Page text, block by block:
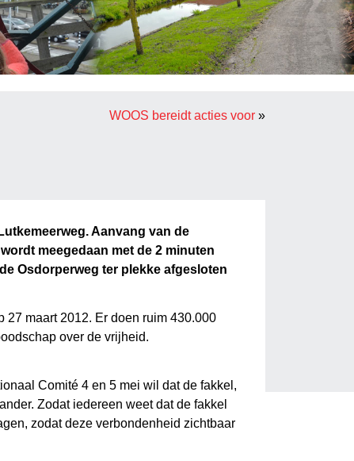
WOOS bereidt acties voor »
Aanvang van de
meegedaan met de 2 minuten
Osdorperweg ter plekke afgesloten
27 maart 2012. Er doen ruim 430.000
over de vrijheid.
Comité 4 en 5 mei wil dat de fakkel,
Zodat iedereen weet dat de fakkel
zodat deze verbondenheid zichtbaar